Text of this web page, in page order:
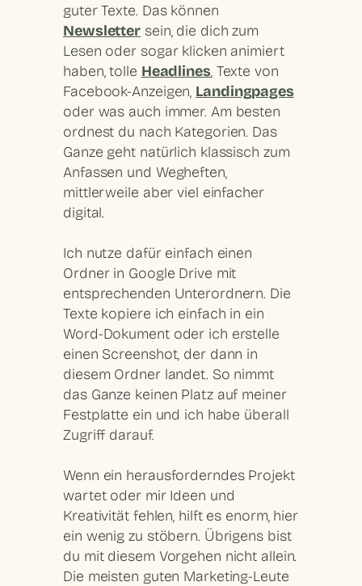
guter Texte. Das können
Newsletter sein, die dich zum
Lesen oder sogar klicken animiert
haben, tolle Headlines, Texte von
Facebook-Anzeigen, Landingpages
oder was auch immer. Am besten
ordnest du nach Kategorien. Das
Ganze geht natürlich klassisch zum
Anfassen und Wegheften,
mittlerweile aber viel einfacher
digital.
Ich nutze dafür einfach einen
Ordner in Google Drive mit
entsprechenden Unterordnern. Die
Texte kopiere ich einfach in ein
Word-Dokument oder ich erstelle
einen Screenshot, der dann in
diesem Ordner landet. So nimmt
das Ganze keinen Platz auf meiner
Festplatte ein und ich habe überall
Zugriff darauf.
Wenn ein herausforderndes Projekt
wartet oder mir Ideen und
Kreativität fehlen, hilft es enorm, hier
ein wenig zu stöbern. Übrigens bist
du mit diesem Vorgehen nicht allein.
Die meisten guten Marketing-Leute